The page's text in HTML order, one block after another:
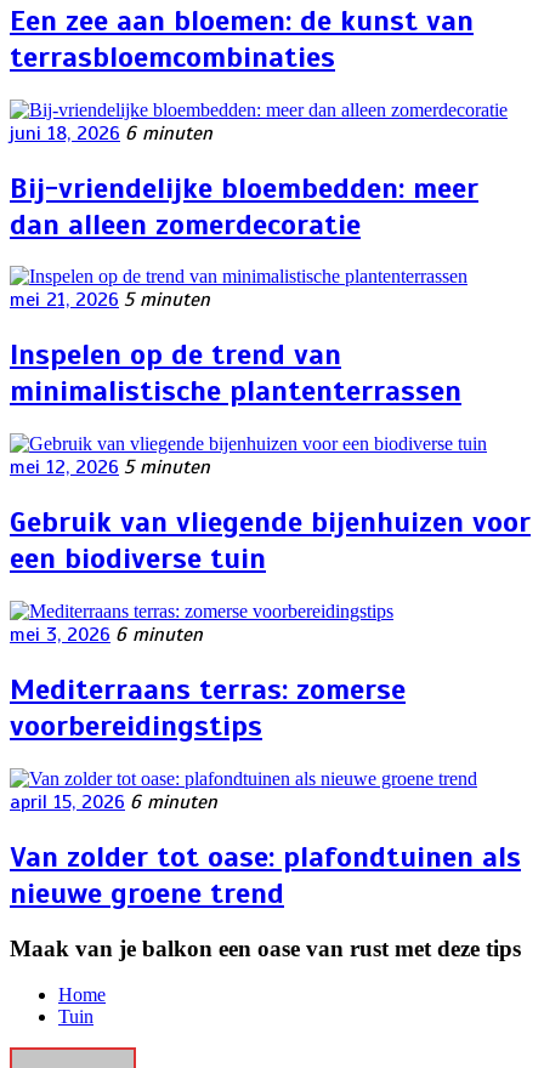
Een zee aan bloemen: de kunst van
terrasbloemcombinaties
juni 18, 2026 6 minuten
Bij-vriendelijke bloembedden: meer
dan alleen zomerdecoratie
mei 21, 2026 5 minuten
Inspelen op de trend van
minimalistische plantenterrassen
mei 12, 2026 5 minuten
Gebruik van vliegende bijenhuizen voor
een biodiverse tuin
mei 3, 2026 6 minuten
Mediterraans terras: zomerse
voorbereidingstips
april 15, 2026 6 minuten
Van zolder tot oase: plafondtuinen als
nieuwe groene trend
Maak van je balkon een oase van rust met deze tips
Home
Tuin